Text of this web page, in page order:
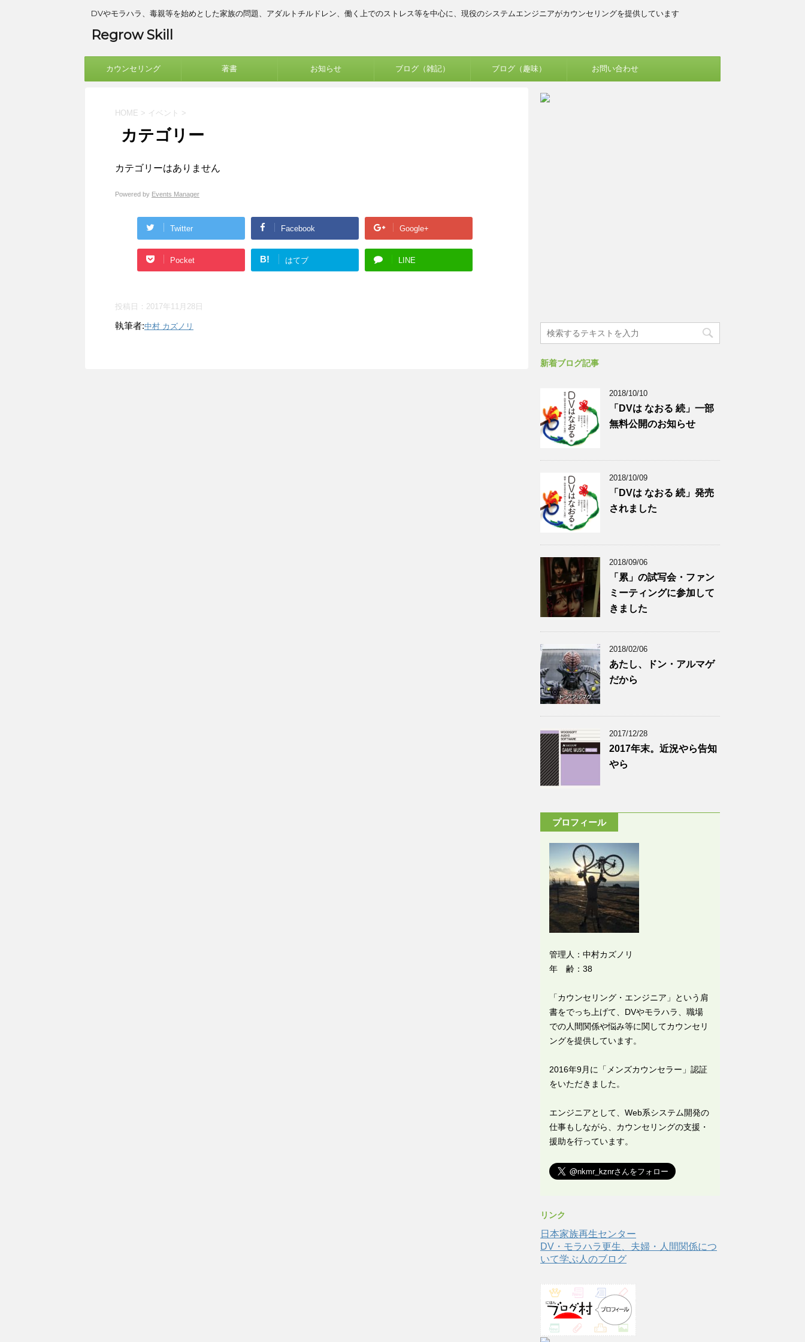
DVやモラハラ、毒親等を始めとした家族の問題、アダルトチルドレン、働く上でのストレス等を中心に、現役のシステムエンジニアがカウンセリングを提供しています
Regrow Skill
カウンセリング 著書 お知らせ ブログ（雑記） ブログ（趣味） お問い合わせ
HOME > イベント >
カテゴリー
カテゴリーはありません
Powered by Events Manager
Twitter Facebook Google+
Pocket B! はてブ LINE
投稿日： 2017年11月28日
執筆者:中村 カズノリ
新着ブログ記事
2018/10/10
「DVは なおる 続」一部
無料公開のお知らせ
2018/10/09
「DVは なおる 続」発売
されました
2018/09/06
「累」の試写会・ファン
ミーティングに参加して
きました
2018/02/06
あたし、ドン・アルマゲ
だから
2017/12/28
2017年末。近況やら告知
やら
プロフィール
管理人：中村カズノリ
年 齢：38
「カウンセリング・エンジニア」という肩
書をでっち上げて、DVやモラハラ、職場
での人間関係や悩み等に関してカウンセリ
ングを提供しています。
2016年9月に「メンズカウンセラー」認証
をいただきました。
エンジニアとして、Web系システム開発の
仕事もしながら、カウンセリングの支援・
援助を行っています。
リンク
日本家族再生センター
DV・モラハラ更生、夫婦・人間関係につ
いて学ぶ人のブログ